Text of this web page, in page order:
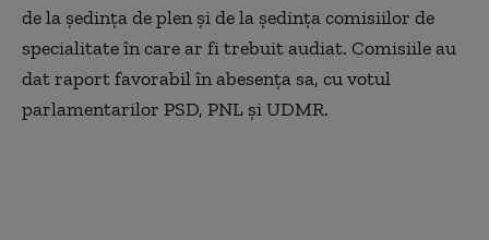
de la ședința de plen și de la ședința comisiilor de
specialitate în care ar fi trebuit audiat. Comisiile au
dat raport favorabil în abesența sa, cu votul
parlamentarilor PSD, PNL și UDMR.